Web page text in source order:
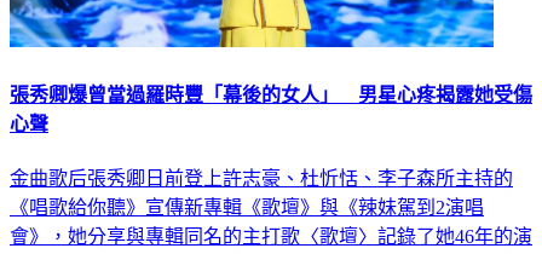
張秀卿爆曾當過羅時豐「幕後的女人」 男星心疼揭露她受傷
心聲
金曲歌后張秀卿日前登上許志豪、杜忻恬、李子森所主持的
《唱歌給你聽》宣傳新專輯《歌壇》與《辣妹駕到2演唱
會》，她分享與專輯同名的主打歌〈歌壇〉記錄了她46年的演